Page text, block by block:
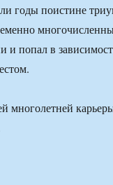
годы поистине
и попал в
многолетней